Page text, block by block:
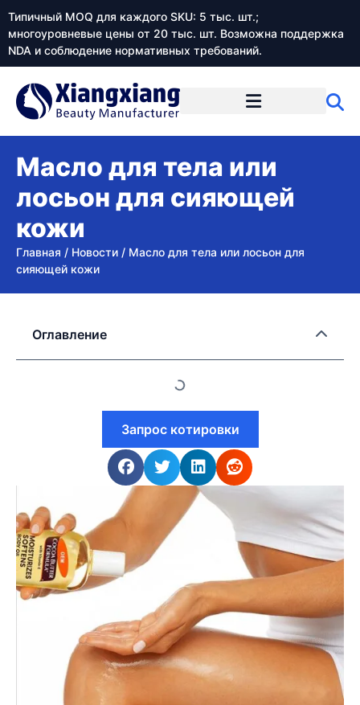
Типичный MOQ для каждого SKU: 5 тыс. шт.;
многоуровневые цены от 20 тыс. шт. Возможна поддержка
NDA и соблюдение нормативных требований.
Масло для тела или
лосьон для сияющей
кожи
Главная / Новости / Масло для тела или лосьон для
сияющей кожи
Оглавление
Запрос котировки